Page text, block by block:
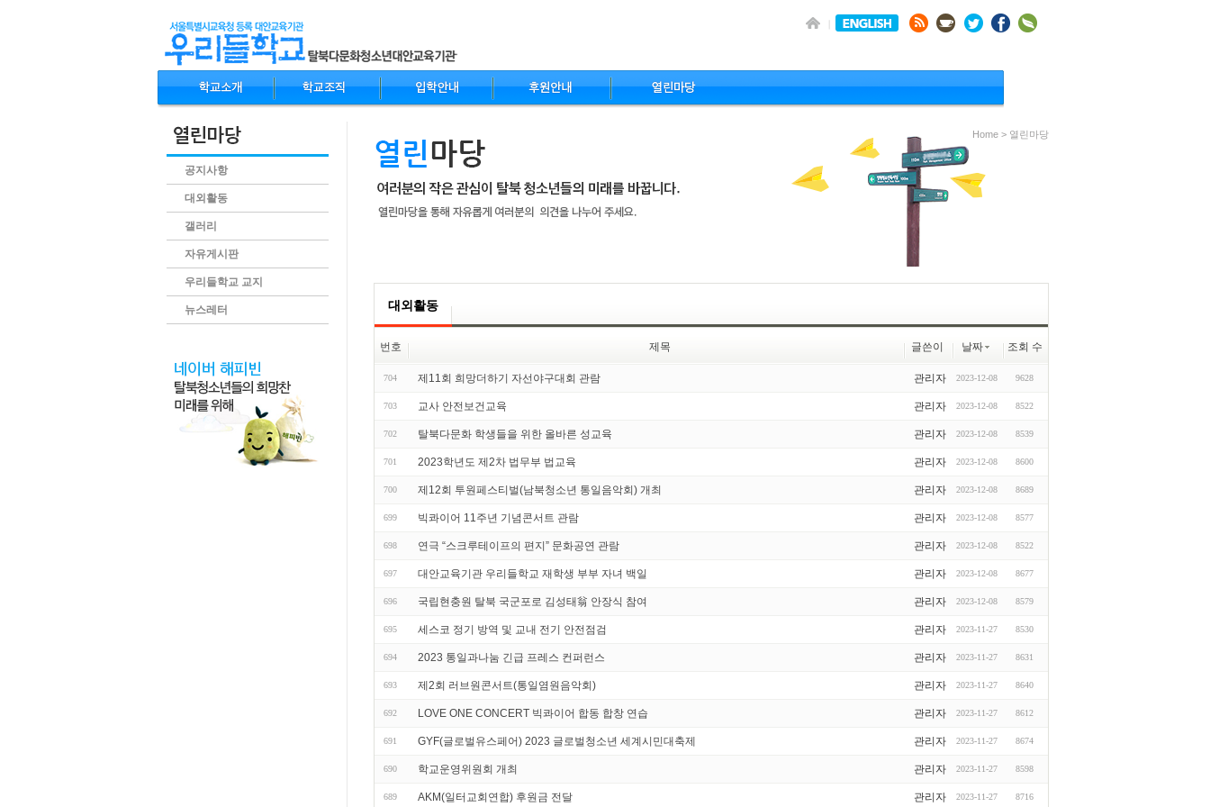
공지사항
대외활동
갤러리
자유게시판
우리들학교 교지
뉴스레터
Home > 열린마당
대외활동
번호 제목 글쓴이 날짜 조회 수
704 제11회 희망더하기 자선야구대회 관람 관리자 2023-12-08 9628
703 교사 안전보건교육 관리자 2023-12-08 8522
702 탈북다문화 학생들을 위한 올바른 성교육 관리자 2023-12-08 8539
701 2023학년도 제2차 법무부 법교육 관리자 2023-12-08 8600
700 제12회 투원페스티벌(남북청소년 통일음악회) 개최 관리자 2023-12-08 8689
699 빅콰이어 11주년 기념콘서트 관람 관리자 2023-12-08 8577
698 연극 “스크루테이프의 편지” 문화공연 관람 관리자 2023-12-08 8522
697 대안교육기관 우리들학교 재학생 부부 자녀 백일 관리자 2023-12-08 8677
696 국립현충원 탈북 국군포로 김성태翁 안장식 참여 관리자 2023-12-08 8579
695 세스코 정기 방역 및 교내 전기 안전점검 관리자 2023-11-27 8530
694 2023 통일과나눔 긴급 프레스 컨퍼런스 관리자 2023-11-27 8631
693 제2회 러브원콘서트(통일염원음악회) 관리자 2023-11-27 8640
692 LOVE ONE CONCERT 빅콰이어 합동 합창 연습 관리자 2023-11-27 8612
691 GYF(글로벌유스페어) 2023 글로벌청소년 세계시민대축제 관리자 2023-11-27 8674
690 학교운영위원회 개최 관리자 2023-11-27 8598
689 AKM(일터교회연합) 후원금 전달 관리자 2023-11-27 8716